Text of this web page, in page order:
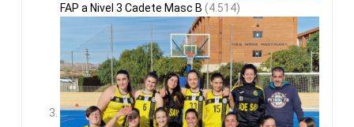
FAP a Nivel 3 Cadete Masc B (4.514)